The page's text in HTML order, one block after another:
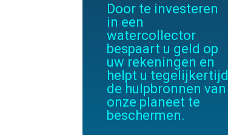
Door te investeren
in een
watercollector
bespaart u geld op
uw rekeningen en
helpt u tegelijkertijd
de hulpbronnen van
onze planeet te
beschermen.